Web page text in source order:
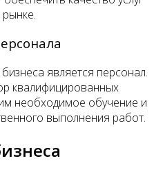
является персонал.
квалифицированных
необходимое обучение и
выполнения работ.